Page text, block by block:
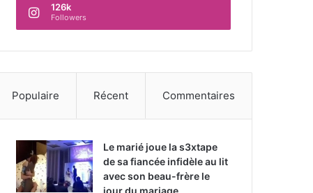
126k
Followers
Populaire Récent Commentaires
Le marié joue la s3xtape
de sa fiancée infidèle au lit
avec son beau-frère le
jour du mariage